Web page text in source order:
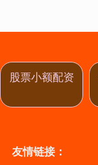
股票小额配资
友情链接：